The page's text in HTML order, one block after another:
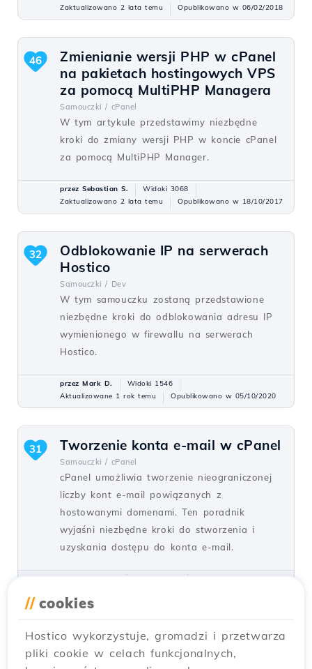
Zaktualizowano 2 lata temu
Opublikowano w 06/02/2018
Zmienianie wersji PHP w cPanel
na pakietach hostingowych VPS
za pomocą MultiPHP Managera
Samouczki / cPanel
W tym artykule przedstawimy niezbędne
kroki do zmiany wersji PHP w koncie cPanel
za pomocą MultiPHP Manager.
46
przez Sebastian S.
Widoki 3068
Zaktualizowano 2 lata temu
Opublikowano w 18/10/2017
Odblokowanie IP na serwerach
Hostico
Samouczki / Dev
W tym samouczku zostaną przedstawione
niezbędne kroki do odblokowania adresu IP
wymienionego w firewallu na serwerach
Hostico.
32
przez Mark D.
Widoki 1546
Aktualizowane 1 rok temu
Opublikowano w 05/10/2020
Tworzenie konta e-mail w cPanel
Samouczki / cPanel
cPanel umożliwia tworzenie nieograniczonej
liczby kont e-mail powiązanych z
hostowanymi domenami. Ten poradnik
wyjaśni niezbędne kroki do stworzenia i
uzyskania dostępu do konta e-mail.
31
przez Cătălin A.
Widoki 5929
Dodawanie kontaktu
pomocniczego (Subcontact)
27
// cookies
Hostico wykorzystuje, gromadzi i przetwarza
pliki cookie w celach funkcjonalnych,